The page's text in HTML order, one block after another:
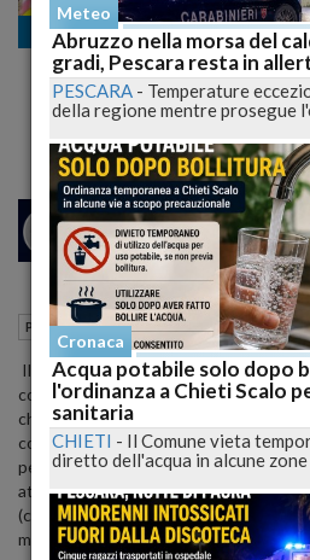
Politica
Chiesto dal M5S,
civico nel comune di
MILANO
Politica Teramo (TE) 02 Marzo
Il M5S al Comune di Teramo chiede
come gia' sta facendo il sindaco 5
che ha iniziato la sperimentazione
con disagi economici possano
percepire un indennizzo/compenso a
attivita' socialmente utili all'interno
(custodia di aree verdi, giardini
manutenzione di strutture pubbliche,
Meteo
Abruzzo nella morsa del
gradi, Pescara resta in
PESCARA - Temperature
della regione mentre prosegue
Cronaca
Acqua potabile solo dopo
l'ordinanza a Chieti Scalo
sanitaria
CHIETI - Il Comune vieta
diretto dell'acqua in alcune zone